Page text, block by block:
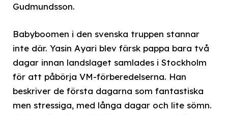
Gudmundsson.
Babyboomen i den svenska truppen stannar
inte där. Yasin Ayari blev färsk pappa bara två
dagar innan landslaget samlades i Stockholm
för att påbörja VM-förberedelserna. Han
beskriver de första dagarna som fantastiska
men stressiga, med långa dagar och lite sömn.